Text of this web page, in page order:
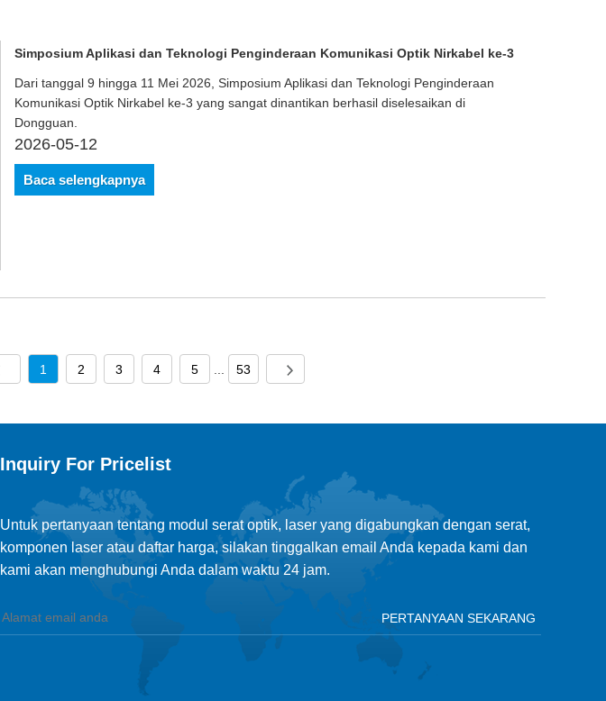
Simposium Aplikasi dan Teknologi Penginderaan Komunikasi Optik Nirkabel ke-3
Dari tanggal 9 hingga 11 Mei 2026, Simposium Aplikasi dan Teknologi Penginderaan
Komunikasi Optik Nirkabel ke-3 yang sangat dinantikan berhasil diselesaikan di
Dongguan.
2026-05-12
Baca selengkapnya
1 2 3 4 5 ... 53
Inquiry For Pricelist
Untuk pertanyaan tentang modul serat optik, laser yang digabungkan dengan serat,
komponen laser atau daftar harga, silakan tinggalkan email Anda kepada kami dan
kami akan menghubungi Anda dalam waktu 24 jam.